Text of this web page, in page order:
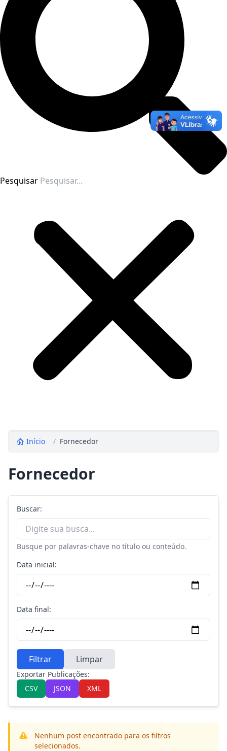
Pesquisar
Início / Fornecedor
Fornecedor
Buscar:
Busque por palavras-chave no título ou conteúdo.
Data inicial:
Data final:
Filtrar Limpar
Exportar Publicações:
CSV
JSON XML
Nenhum post encontrado para os filtros
selecionados.